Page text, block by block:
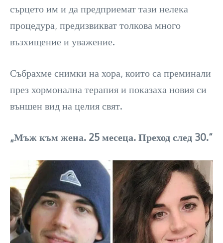
сърцето им и да предприемат тази нелека
процедура, предизвикват толкова много
възхищение и уважение.
Събрахме снимки на хора, които са преминали
през хормонална терапия и показаха новия си
външен вид на целия свят.
„Мъж към жена. 25 месеца. Преход след 30.“